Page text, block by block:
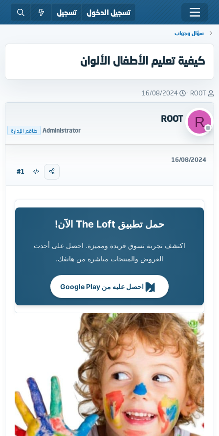
تسجيل الدخول تسجيل
سؤال وجواب
كيفية تعليم الأطفال الألوان
ب
ا
د
ئ
ا
ل
م
ض
ROOT
ت
ا
ي
ل
د
16/08/2024
R
ROOT
Administrator طاقم الإدارة
16/08/2024
#1
حمل تطبيق The Loft الآن!
اكتشف تجربة تسوق فريدة ومميزة. احصل على أحدث
العروض والمنتجات مباشرة من هاتفك.
احصل عليه من Google Play